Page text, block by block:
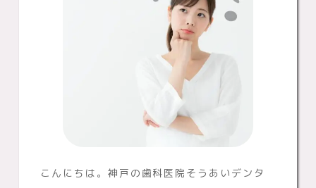
こんにちは。神戸の歯科医院そうあいデンタ